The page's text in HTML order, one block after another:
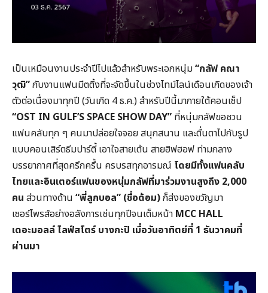
เป็นเหมือนงานประจำปีไปแล้วสำหรับพระเอกหนุ่ม“กลัฟ คณา
วุฒิ”กับงานแฟนมีตติ้งที่จะจัดขึ้นในช่วงไทม์ไลน์เดือนเกิดของเจ้า
ตัวต่อเนื่องมาทุกปี (วันเกิด 4 ธ.ค.) สำหรับปีนี้มาภายใต้คอนเซ็ป
“OST IN GULF’S SPACE SHOW DAY” ที่หนุ่มกลัฟขอชวน
แฟนคลับทุก ๆ คนมาปล่อยใจจอย สนุกสนาน และตื่นตาไปกับรูป
แบบคอนเสิร์ตธีมปาร์ตี้ เอาใจสายเต้น สายฮิฟฮอฟ ท่ามกลาง
บรรยากาศที่สุดครึกครื้น ครบรสทุกอารมณ์ โดยมีทั้งแฟนคลับ
ไทยและอินเตอร์แฟนของหนุ่มกลัฟที่มาร่วมงานสูงถึง 2,000
คน ส่วนทางด้าน “พี่ลูกบอล” (ชื่อด้อม)ก็ส่งของขวัญมา
เซอร์ไพรส์อย่างอลังการเช่นทุกปีจนเต็มหน้า MCC HALL
เดอะมอลล์ ไลฟ์สโตร์ บางกะปิ เมื่อวันอาทิตย์ที่ 1 ธันวาคมที่
ผ่านมา